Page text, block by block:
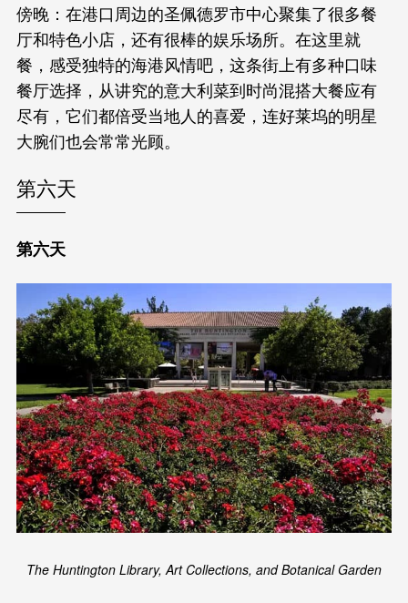
傍晚：在港口周边的圣佩德罗市中心聚集了很多餐
厅和特色小店，还有很棒的娱乐场所。在这里就
餐，感受独特的海港风情吧，这条街上有多种口味
餐厅选择，从讲究的意大利菜到时尚混搭大餐应有
尽有，它们都倍受当地人的喜爱，连好莱坞的明星
大腕们也会常常光顾。
第六天
第六天
The Huntington Library, Art Collections, and Botanical Garden